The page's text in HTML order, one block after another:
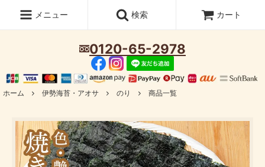
0120-65-2978
メニュー 検索 カート
ホーム 伊勢海苔・アオサ のり 商品一覧